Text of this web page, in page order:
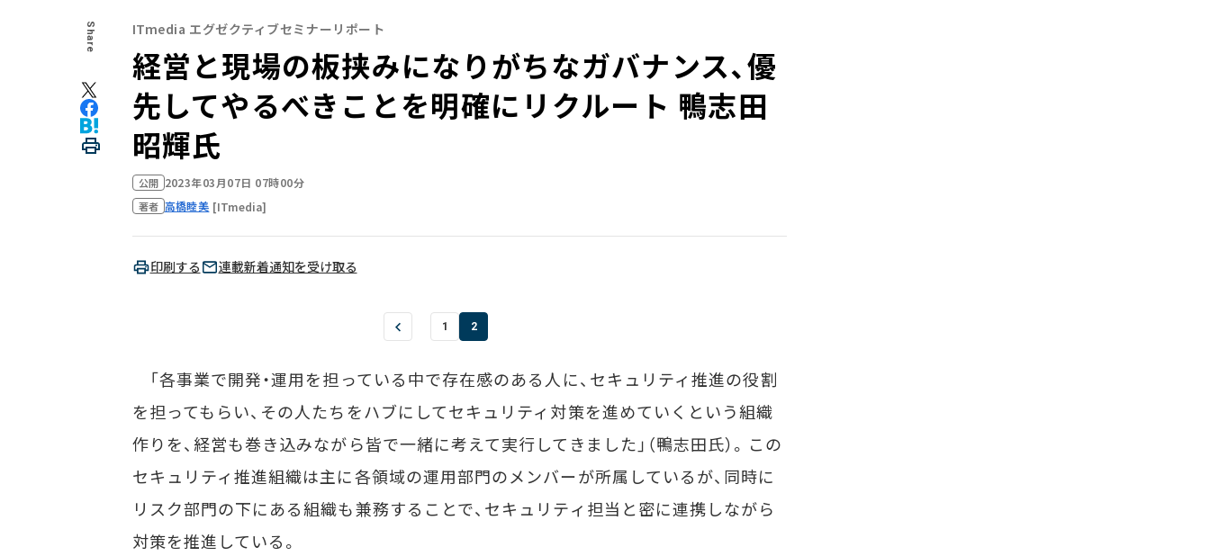
Share ITmedia エグゼクティブセミナーリポート
経営と現場の板挟みになりがちなガバナンス、優
先してやるべきことを明確に――リクルート 鴨志田
昭輝氏
公開 2023年03月07日 07時00分
著者 高橋睦美 [ITmedia]
印刷する 連載新着通知を受け取る
1 2
「各事業で開発・運用を担っている中で存在感のある人に、セキュリティ推進の役割
を担ってもらい、その人たちをハブにしてセキュリティ対策を進めていくという組織
作りを、経営も巻き込みながら皆で一緒に考えて実行してきました」（鴨志田氏）。この
セキュリティ推進組織は主に各領域の運用部門のメンバーが所属しているが、同時に
リスク部門の下にある組織も兼務することで、セキュリティ担当と密に連携しながら
対策を推進している。